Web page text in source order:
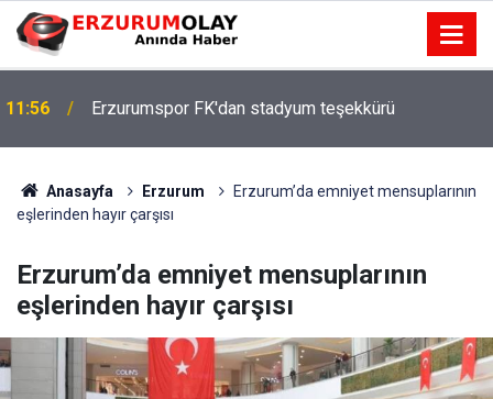
11:56 Erzurumspor FK'dan stadyum teşekkürü
Anasayfa Erzurum
Erzurum’da emniyet mensuplarının
eşlerinden hayır çarşısı
Erzurum’da emniyet mensuplarının
eşlerinden hayır çarşısı